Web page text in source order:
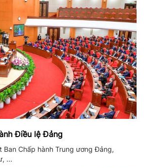
Điều lệ Đảng
Ban Chấp hành Trung ương Đảng,
...